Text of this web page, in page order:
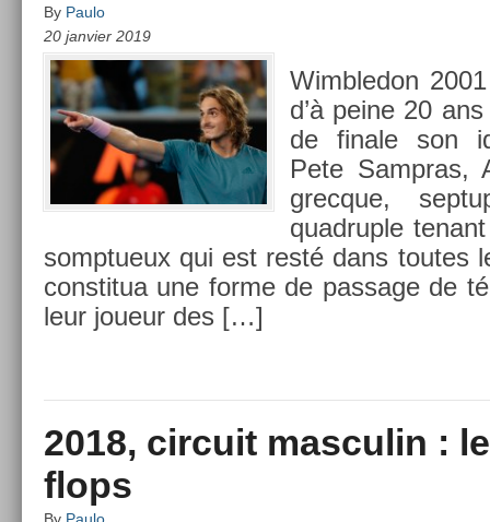
By Paulo
20 janvier 2019
Wimbledon
d’à peine 20
de fin­ale son
Pete Sampras,
grec­que,
quad­ru­ple
somptueux qui est resté dans toutes
con­stitua une forme de pas­sage de
leur joueur des […]
2018, circuit masculin :
flops